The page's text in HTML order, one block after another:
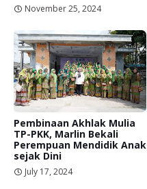
November 25, 2024
Pembinaan Akhlak Mulia
TP-PKK, Marlin Bekali
Perempuan Mendidik Anak
sejak Dini
July 17, 2024